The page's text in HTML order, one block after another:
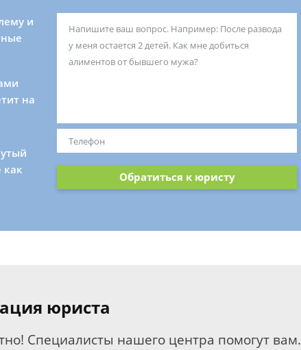
и
на
как
Обратиться к юристу
юриста
Специалисты нашего центра помогут вам.